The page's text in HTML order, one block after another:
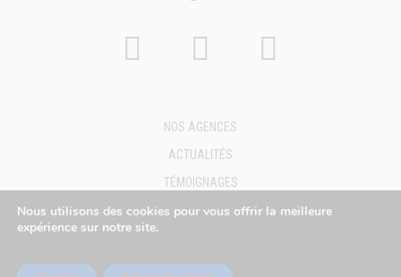
NOS AGENCES
ACTUALITÉS
TÉMOIGNAGES
FAQ
MENTIONS LÉGALES
Nous utilisons des cookies pour vous offrir la meilleure
expérience sur notre site.